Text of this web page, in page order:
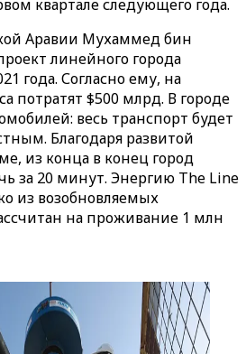
квартале следующего года.
Аравии Мухаммед бин
линейного города
года. Согласно ему, на
потратят $500 млрд. В городе
весь транспорт будет
Благодаря развитой
из конца в конец город
за 20 минут. Энергию The Line
из возобновляемых
на проживание 1 млн